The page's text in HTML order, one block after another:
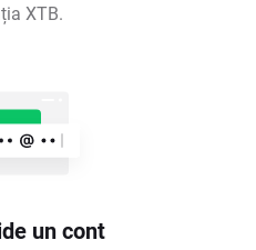
XTB.
un cont